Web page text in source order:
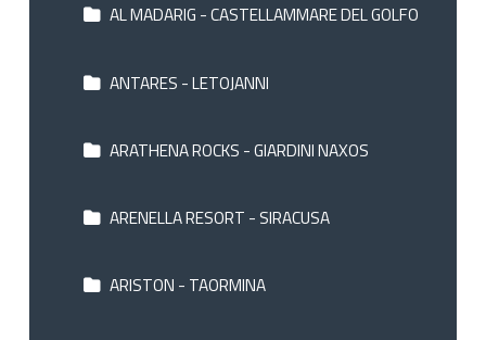
AL MADARIG - CASTELLAMMARE DEL GOLFO
ANTARES - LETOJANNI
ARATHENA ROCKS - GIARDINI NAXOS
ARENELLA RESORT - SIRACUSA
ARISTON - TAORMINA